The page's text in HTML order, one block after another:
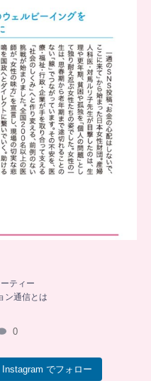
ティー
ン通信とは
0
Instagram でフォロー